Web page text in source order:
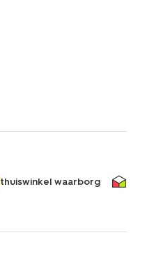
thuiswinkel waarborg